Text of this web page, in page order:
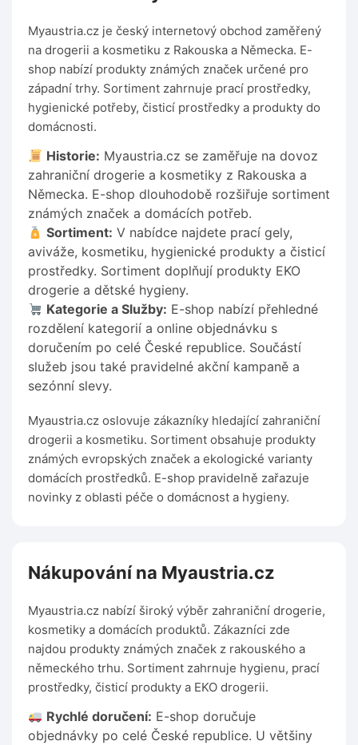
Myaustria.cz je český internetový obchod zaměřený
na drogerii a kosmetiku z Rakouska a Německa. E-
shop nabízí produkty známých značek určené pro
západní trhy. Sortiment zahrnuje prací prostředky,
hygienické potřeby, čisticí prostředky a produkty do
domácnosti.
Historie: Myaustria.cz se zaměřuje na dovoz
zahraniční drogerie a kosmetiky z Rakouska a
Německa. E-shop dlouhodobě rozšiřuje sortiment
známých značek a domácích potřeb.
Sortiment: V nabídce najdete prací gely,
aviváže, kosmetiku, hygienické produkty a čisticí
prostředky. Sortiment doplňují produkty EKO
drogerie a dětské hygieny.
Kategorie a Služby: E-shop nabízí přehledné
rozdělení kategorií a online objednávku s
doručením po celé České republice. Součástí
služeb jsou také pravidelné akční kampaně a
sezónní slevy.
Myaustria.cz oslovuje zákazníky hledající zahraniční
drogerii a kosmetiku. Sortiment obsahuje produkty
známých evropských značek a ekologické varianty
domácích prostředků. E-shop pravidelně zařazuje
novinky z oblasti péče o domácnost a hygieny.
Nákupování na Myaustria.cz
Myaustria.cz nabízí široký výběr zahraniční drogerie,
kosmetiky a domácích produktů. Zákazníci zde
najdou produkty známých značek z rakouského a
německého trhu. Sortiment zahrnuje hygienu, prací
prostředky, čisticí produkty a EKO drogerii.
Rychlé doručení: E-shop doručuje
objednávky po celé České republice. U většiny